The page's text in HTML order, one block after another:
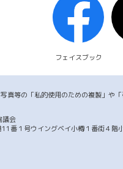
フェイスブック
真等の「私的使用のための複製」や
議会
１号ウイングベイ小樽１番街４階